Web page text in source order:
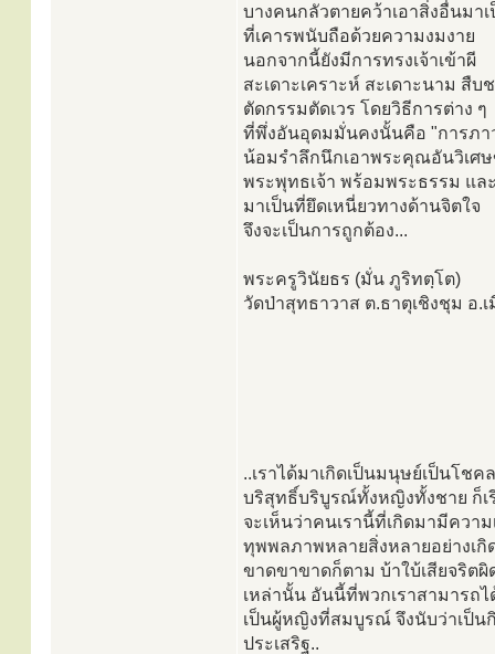
บางคนกลัวตายคว้าเอาสิ่งอื่นมา
ที่เคารพนับถือด้วยความงมงาย
นอกจากนี้ยังมีการทรงเจ้าเข้าผี
สะเดาะเคราะห์ สะเดาะนาม สืบ
ตัดกรรมตัดเวร โดยวิธีการต่าง ๆ
ที่พึ่งอันอุดมมั่นคงนั้นคือ "การภา
น้อมรำลึกนึกเอาพระคุณอันวิเศ
พระพุทธเจ้า พร้อมพระธรรม แล
มาเป็นที่ยึดเหนี่ยวทางด้านจิตใจ
จึงจะเป็นการถูกต้อง...
พระครูวินัยธร (มั่น ภูริทตฺโต)
วัดป่าสุทธาวาส ต.ธาตุเชิงชุม อ
..เราได้มาเกิดเป็นมนุษย์เป็นโช
บริสุทธิ์บริบูรณ์ทั้งหญิงทั้งชาย ก็เ
จะเห็นว่าคนเรานี้ที่เกิดมามีควา
ทุพพลภาพหลายสิ่งหลายอย่างเ
ขาดขาขาดก็ตาม บ้าใบ้เสียจริต
เหล่านั้น อันนี้ที่พวกเราสามารถ
เป็นผู้หญิงที่สมบูรณ์ จึงนับว่าเป็น
ประเสริฐ..